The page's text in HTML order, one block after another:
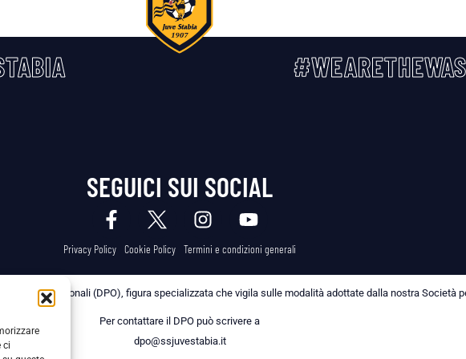
ci
SEGUICI SUI SOCIAL
Privacy Policy Cookie Policy Termini e condizioni generali
dei Dati Personali (DPO), figura specializzata che vigila sulle modalità adottate dalla nostra Società
Per contattare il DPO può scrivere a
dpo@ssjuvestabia.it